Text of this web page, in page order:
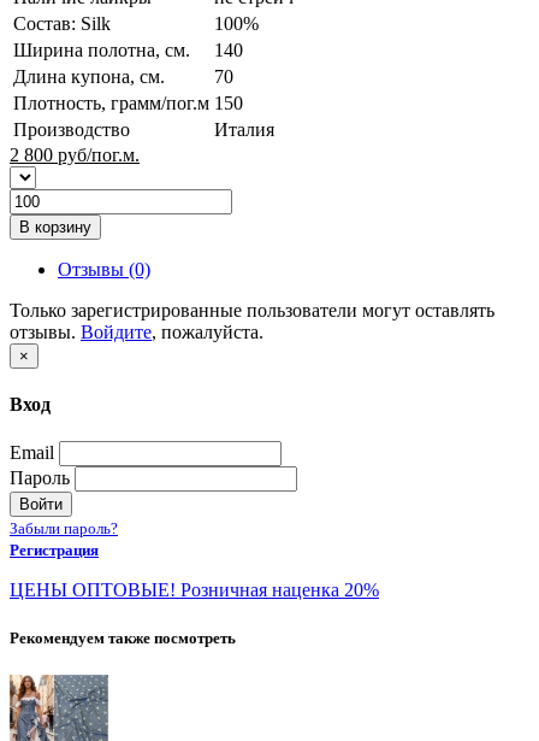
Состав: Silk
100%
Ширина полотна, см.
140
Длина купона, см.
70
Плотность, грамм/пог.м 150
Производство
Италия
2 800 руб/пог.м.
В корзину
Отзывы (0)
Только зарегистрированные пользователи могут оставлять
отзывы. Войдите, пожалуйста.
×
Вход
Email
Пароль
Войти
Забыли пароль?
Регистрация
ЦЕНЫ ОПТОВЫЕ! Розничная наценка 20%
Рекомендуем также посмотреть